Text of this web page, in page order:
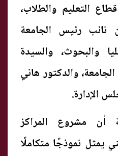
التعليم والطلاب،
نائب رئيس الجامعة
والبحوث، والسيدة
والدكتور هاني
الإدارة.
أن مشروع المراكز
يمثل نموذجًا متكاملًا